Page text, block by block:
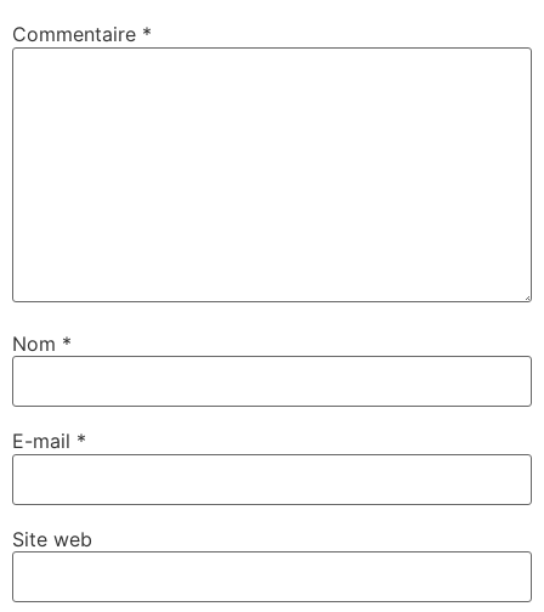
Commentaire *
Nom *
E-mail *
Site web